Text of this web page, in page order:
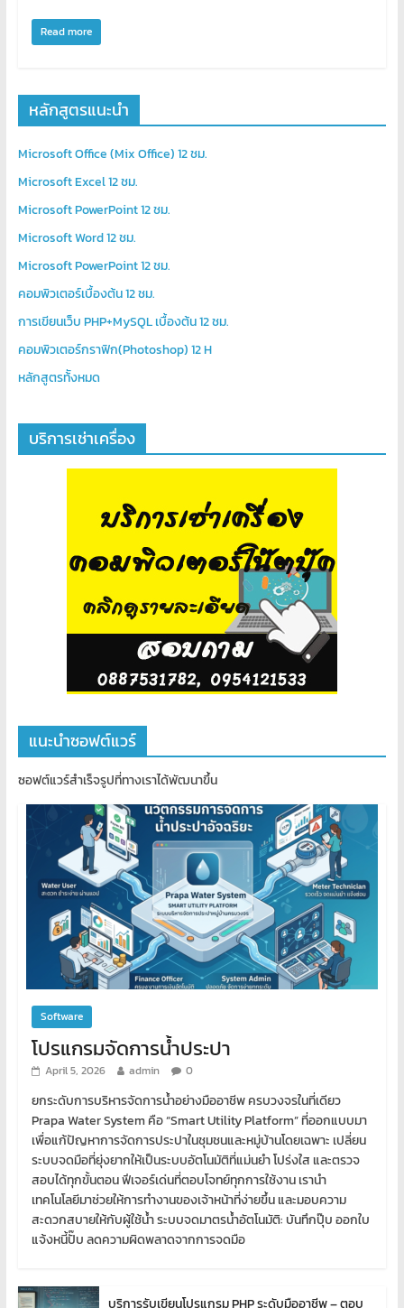
เว็บไซต์
โอส
จด
สอน
คอมพิวเตอร์
ออกแบบ
พัฒนา
เว็บ
ทำ
เว็บไซต์
โดเมน
เช่า
สต์
ราคา
Read more
หลักสูตรแนะนำ
Microsoft Office (Mix Office) 12 ชม.
Microsoft Excel 12 ชม.
Microsoft PowerPoint 12 ชม.
Microsoft Word 12 ชม.
Microsoft PowerPoint 12 ชม.
คอมพิวเตอร์เบื้องต้น 12 ชม.
การเขียนเว็บ PHP+MySQL เบื้องต้น 12 ชม.
คอมพิวเตอร์กราฟิก(Photoshop) 12 H
หลักสูตรท้ังหมด
บริการเช่าเครื่อง
แนะนำซอฟต์แวร์
ซอฟต์แวร์สำเร็จรูปที่ทางเราได้พัฒนาขึ้น
Software
โปรแกรมจัดการน้ำประปา
April 5, 2026 admin 0
ยกระดับการบริหารจัดการน้ำอย่างมืออาชีพ ครบวงจรในที่เดียว
Prapa Water System คือ “Smart Utility Platform” ที่ออกแบบมา
เพื่อแก้ปัญหาการจัดการประปาในชุมชนและหมู่บ้านโดยเฉพาะ เปลี่ยน
ระบบจดมือที่ยุ่งยากให้เป็นระบบอัตโนมัติที่แม่นยำ โปร่งใส และตรวจ
สอบได้ทุกขั้นตอน ฟีเจอร์เด่นที่ตอบโจทย์ทุกการใช้งาน เรานำ
เทคโนโลยีมาช่วยให้การทำงานของเจ้าหน้าที่ง่ายขึ้น และมอบความ
สะดวกสบายให้กับผู้ใช้น้ำ ระบบจดมาตรน้ำอัตโนมัติ: บันทึกปุ๊บ ออกใบ
แจ้งหนี้ปั๊บ ลดความผิดพลาดจากการจดมือ
บริการรับเขียนโปรแกรม PHP ระดับมืออาชีพ – ตอบ